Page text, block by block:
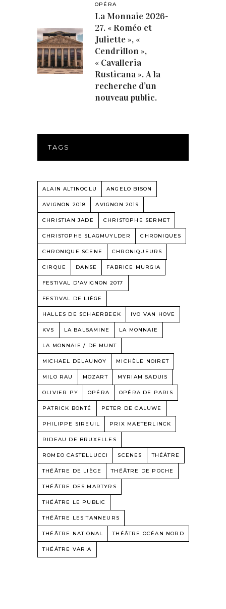
OPÉRA
La Monnaie 2026-
27. « Roméo et
Juliette », «
Cendrillon »,
« Cavalleria
Rusticana ». A la
recherche d’un
nouveau public.
TAGS
ALAIN ALTINOGLU ANGELO BISON
AVIGNON 2018 AVIGNON 2019
CHRISTIAN JADE CHRISTOPHE SERMET
CHRISTOPHE SLAGMUYLDER CHRONIQUES
CHRONIQUE SCENE CHRONIQUEURS
CIRQUE DANSE FABRICE MURGIA
FESTIVAL D'AVIGNON 2017
FESTIVAL DE LIÈGE
HALLES DE SCHAERBEEK IVO VAN HOVE
KVS LA BALSAMINE LA MONNAIE
LA MONNAIE / DE MUNT
MICHAEL DELAUNOY MICHÈLE NOIRET
MILO RAU MOZART MYRIAM SADUIS
OLIVIER PY OPÉRA OPÉRA DE PARIS
PATRICK BONTÉ PETER DE CALUWE
PHILIPPE SIREUIL PRIX MAETERLINCK
RIDEAU DE BRUXELLES
ROMEO CASTELLUCCI SCENES THÉÂTRE
THÉÂTRE DE LIÈGE THÉÂTRE DE POCHE
THÉÂTRE DES MARTYRS
THÉÂTRE LE PUBLIC
THÉÂTRE LES TANNEURS
THÉÂTRE NATIONAL THÉÂTRE OCÉAN NORD
THÉÂTRE VARIA